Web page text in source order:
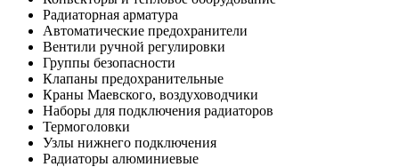
Радиаторная арматура
Автоматические предохранители
Вентили ручной регулировки
Группы безопасности
Клапаны предохранительные
Краны Маевского, воздуховодчики
Наборы для подключения радиаторов
Термоголовки
Узлы нижнего подключения
Радиаторы алюминиевые